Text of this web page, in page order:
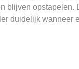
blijven opstapelen.
duidelijk wanneer